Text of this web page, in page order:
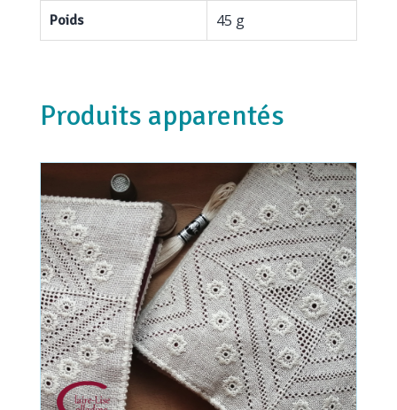
Poids 45 g
Produits apparentés